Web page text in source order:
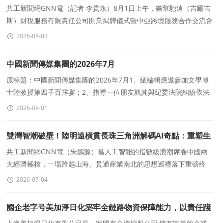
中亞市場
共工新聞網GNN電（記者 李貴永）8月1日上午，樂幫馳遠（吉爾吉
斯）财稅服務有限責任公司開業揭牌儀式暨中亞跨境服務合作交流會
在吉爾吉斯斯坦首都比什凱克索菲亞酒店隆重舉行
2026-08-03
中國新聞傳媒集團的2026年7月
原标題：中國新聞傳媒集團的2026年7月1、總編輯應邀參加文學博
士陸教授第四子百露宴；2、指導一位朋友就其與紀委法院糾紛依法
維權取得成效；3、就中國社科院博士反映問題緻函市長
2026-08-01
雙灣智潮破壁！陸明遠橫貫長珠三角洲解碼AI奇點：重塑生
存秩序，掘金指數級新财富
共工新聞網GNN電（朱鵬源）當人工智能的指數級浪潮席卷中國兩
大經濟極核，一場跨越山海、貫通産業南北的思想巡禮落下重磅終
章。7月2日，中國傳媒大學教授、長江商學院客座
2026-07-04
國企老字号美加淨日化築牢全鏈路物資保障能力，以責任踐